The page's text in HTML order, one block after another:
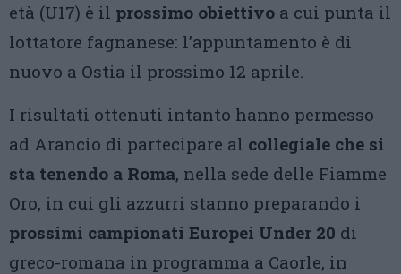
età (U17) è il prossimo obiettivo a cui punta il
lottatore fagnanese: l’appuntamento è di
nuovo a Ostia il prossimo 12 aprile.
I risultati ottenuti intanto hanno permesso
ad Arancio di partecipare al collegiale che si
sta tenendo a Roma, nella sede delle Fiamme
Oro, in cui gli azzurri stanno preparando i
prossimi campionati Europei Under 20 di
greco-romana in programma a Caorle, in